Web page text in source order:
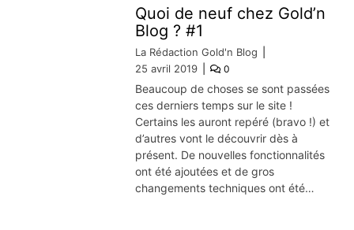
Quoi de neuf chez Gold’n
Blog ? #1
La Rédaction Gold'n Blog
25 avril 2019
0
Beaucoup de choses se sont passées
ces derniers temps sur le site !
Certains les auront repéré (bravo !) et
d’autres vont le découvrir dès à
présent. De nouvelles fonctionnalités
ont été ajoutées et de gros
changements techniques ont été…